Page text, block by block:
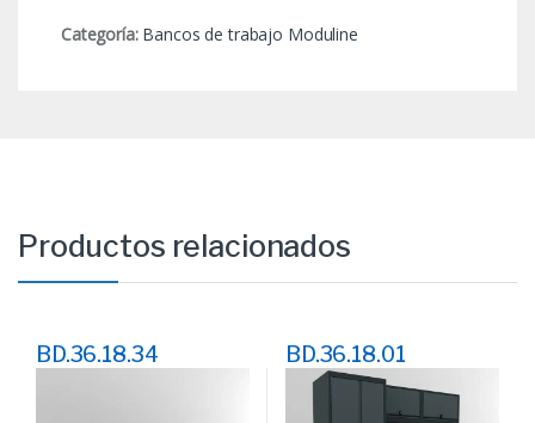
Categoría: Bancos de trabajo Moduline
Productos relacionados
BD.36.18.34
BD.36.18.01
Moduline Banco de